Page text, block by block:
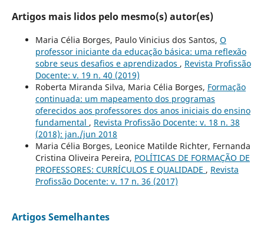
Artigos mais lidos pelo mesmo(s) autor(es)
Maria Célia Borges, Paulo Vinicius dos Santos, O
professor iniciante da educação básica: uma reflexão
sobre seus desafios e aprendizados , Revista Profissão
Docente: v. 19 n. 40 (2019)
Roberta Miranda Silva, Maria Célia Borges, Formação
continuada: um mapeamento dos programas
oferecidos aos professores dos anos iniciais do ensino
fundamental , Revista Profissão Docente: v. 18 n. 38
(2018): jan./jun 2018
Maria Célia Borges, Leonice Matilde Richter, Fernanda
Cristina Oliveira Pereira, POLÍTICAS DE FORMAÇÃO DE
PROFESSORES: CURRÍCULOS E QUALIDADE , Revista
Profissão Docente: v. 17 n. 36 (2017)
Artigos Semelhantes